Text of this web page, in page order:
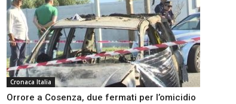
Cronaca Italia
Orrore a Cosenza, due fermati per l’omicidio